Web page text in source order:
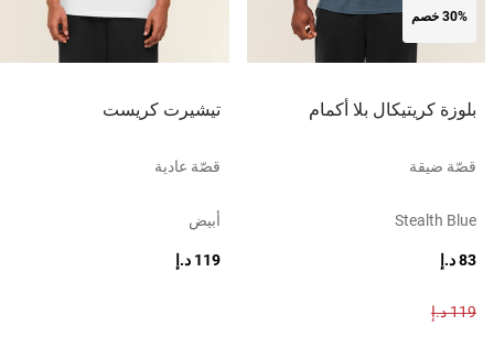
30% خصم
بلوزة كريتيكال بلا أكمام
قصّة ضيقة
Stealth Blue
83 د.إ
119 د.إ
تيشيرت كريست
قصّة عادية
أبيض
119 د.إ